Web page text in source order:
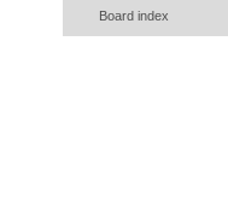
Board index